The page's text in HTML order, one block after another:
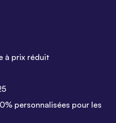
à prix réduit
personnalisées pour les